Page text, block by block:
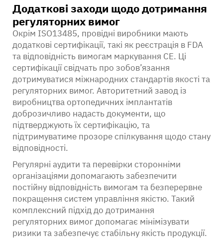
Додаткові заходи щодо дотримання
регуляторних вимог
Окрім ISO13485, провідні виробники мають
додаткові сертифікації, такі як реєстрація в FDA
та відповідність вимогам маркування СЕ. Ці
сертифікації свідчать про зобов’язання
дотримуватися міжнародних стандартів якості та
регуляторних вимог. Авторитетний завод із
виробництва ортопедичних імплантатів
доброзичливо надасть документи, що
підтверджують їх сертифікацію, та
підтримуватиме прозоре спілкування щодо стану
відповідності.
Регулярні аудити та перевірки сторонніми
організаціями допомагають забезпечити
постійну відповідність вимогам та безперервне
покращення систем управління якістю. Такий
комплексний підхід до дотримання
регуляторних вимог допомагає мінімізувати
ризики та забезпечує стабільну якість продукції.